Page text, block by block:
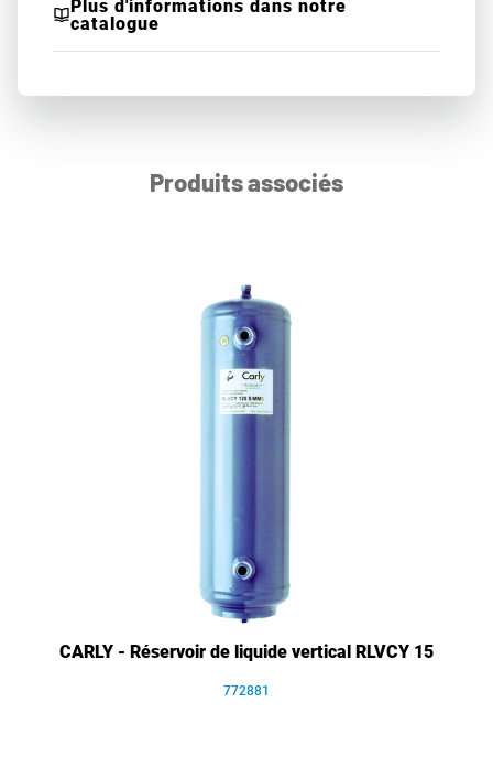
Plus d'informations dans notre
catalogue
Produits associés
CARLY - Réservoir de liquide vertical RLVCY 15
772881